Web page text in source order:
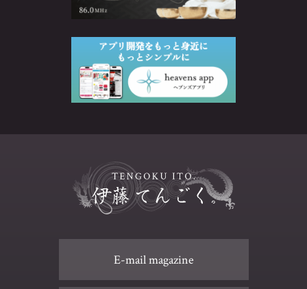
E-mail magazine